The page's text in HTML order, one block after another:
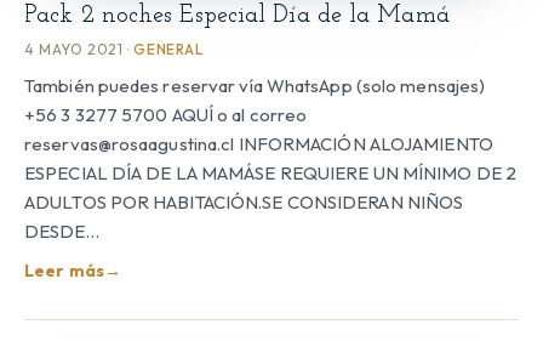
Pack 2 noches Especial Día de la Mamá
4 MAYO 2021 ·GENERAL
También puedes reservar vía WhatsApp (solo mensajes)
+56 3 3277 5700 AQUÍ o al correo
reservas@rosaagustina.cl INFORMACIÓN ALOJAMIENTO
ESPECIAL DÍA DE LA MAMÁSE REQUIERE UN MÍNIMO DE 2
ADULTOS POR HABITACIÓN.SE CONSIDERAN NIÑOS
DESDE…
Leer más→